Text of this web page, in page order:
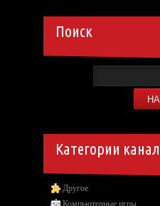
Поиск
Категории
Другое
Компьютерные игры